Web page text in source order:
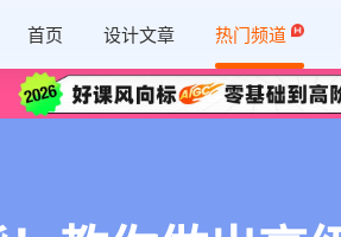
首页 设计文章 热门频道